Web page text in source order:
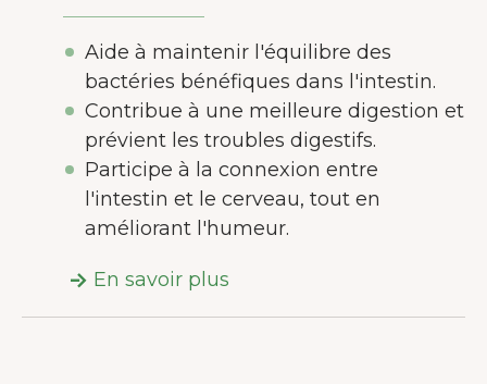
Aide à maintenir l'équilibre des
bactéries bénéfiques dans l'intestin.
Contribue à une meilleure digestion et
prévient les troubles digestifs.
Participe à la connexion entre
l'intestin et le cerveau, tout en
améliorant l'humeur.
En savoir plus